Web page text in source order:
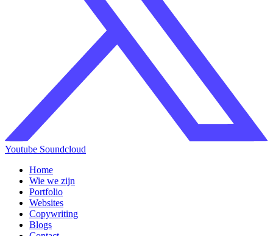
Youtube Soundcloud
Home
Wie we zijn
Portfolio
Websites
Copywriting
Blogs